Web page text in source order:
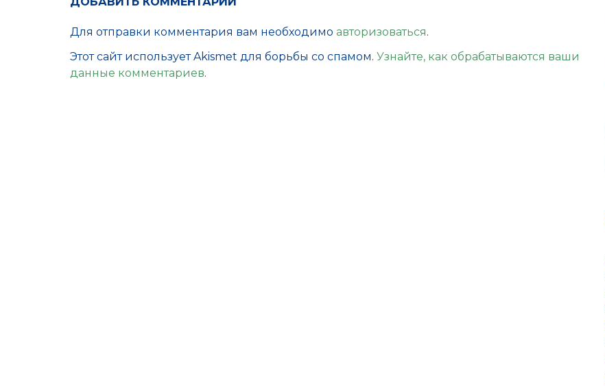
Для отправки комментария вам необходимо авторизоваться.
Этот сайт использует Akismet для борьбы со спамом. Узнайте, как обрабатываются ваши
данные комментариев.